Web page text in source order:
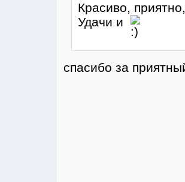
Красиво,
Удачи и
спасибо за